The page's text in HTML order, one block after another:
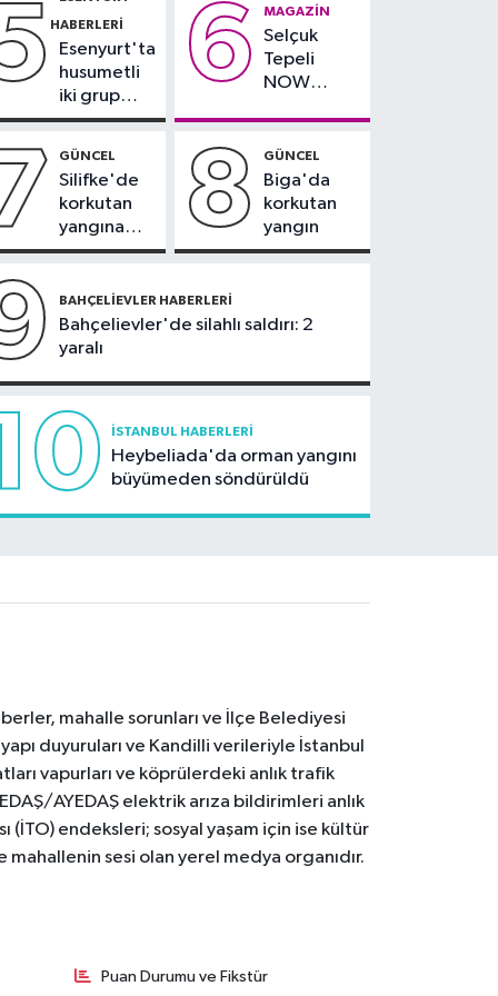
Olympos Regatta için
geri sayım başladı
bazı yollar
kapatılacak
teslim
alındı
HABERLERI
Esenyurt'ta
husumetli
iki grup
arasında
kavga
6 MAGAZIN
Selçuk
Tepeli
NOW
duyurdu
GÜNCEL
Silifke'de
korkutan
yangına
havadan ve
müdahale
8 GÜNCEL
Biga'da
korkutan
yangın
BAHÇELIEVLER HABERLERI
Bahçelievler'de silahlı saldırı: 2
yaralı
İSTANBUL HABERLERI
Heybeliada'da orman yangını
büyümeden söndürüldü
mahalle sorunları ve İlçe Belediyesi
duyuruları ve Kandilli verileriyle İstanbul
vapurları ve köprülerdeki anlık trafik
AYEDAŞ elektrik arıza bildirimleri anlık
(İTO) endeksleri; sosyal yaşam için ise kültür
sesi olan yerel medya organıdır.
Puan Durumu ve Fikstür